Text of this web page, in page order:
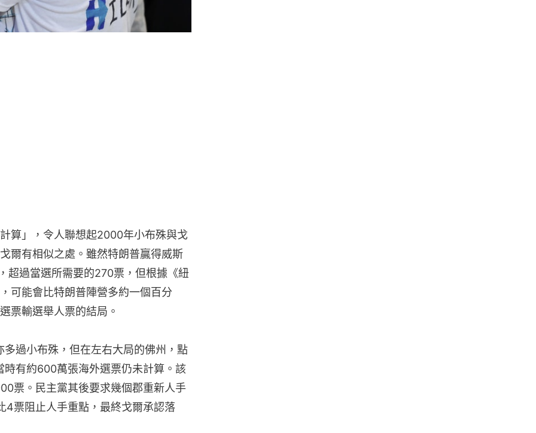
算」，令人聯想起2000年小布殊與戈
爾有相似之處。雖然特朗普贏得威斯
超過當選所需要的270票，但根據《紐
可能會比特朗普陣營多約一個百分
票輸選舉人票的結局。
過小布殊，但在左右大局的佛州，點
有約600萬張海外選票仍未計算。該
票。民主黨其後要求幾個郡重新人手
4票阻止人手重點，最終戈爾承認落